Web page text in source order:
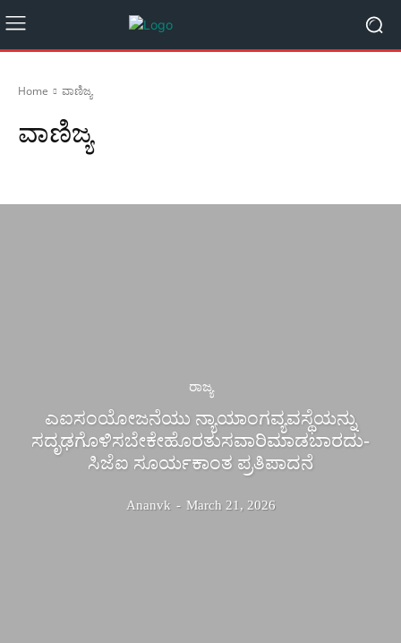
Home ವಾಣಿಜ್ಯ
ವಾಣಿಜ್ಯ
ರಾಜ್ಯ
ಎಐಸಂಯೋಜನೆಯು ನ್ಯಾಯಾಂಗವ್ಯವಸ್ಥೆಯನ್ನು
ಸದೃಢಗೊಳಿಸಬೇಕೇಹೊರತುಸವಾರಿಮಾಡಬಾರದು-
ಸಿಜೆಐ ಸೂರ್ಯಕಾಂತ ಪ್ರತಿಪಾದನೆ
Ananvk - March 21, 2026